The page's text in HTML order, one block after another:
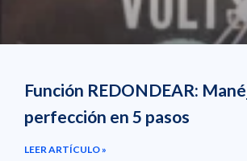
Función REDONDEAR:
perfección en 5 pasos
LEER ARTÍCULO »